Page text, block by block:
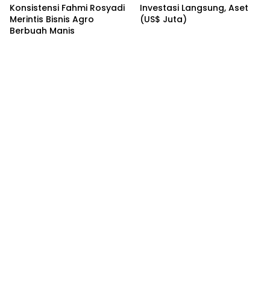
Konsistensi Fahmi Rosyadi
Merintis Bisnis Agro
Berbuah Manis
Investasi Langsung, Aset
(US$ Juta)